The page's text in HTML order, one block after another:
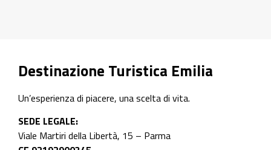
Destinazione Turistica Emilia
Un’esperienza di piacere, una scelta di vita.
SEDE LEGALE:
Viale Martiri della Libertà, 15 – Parma